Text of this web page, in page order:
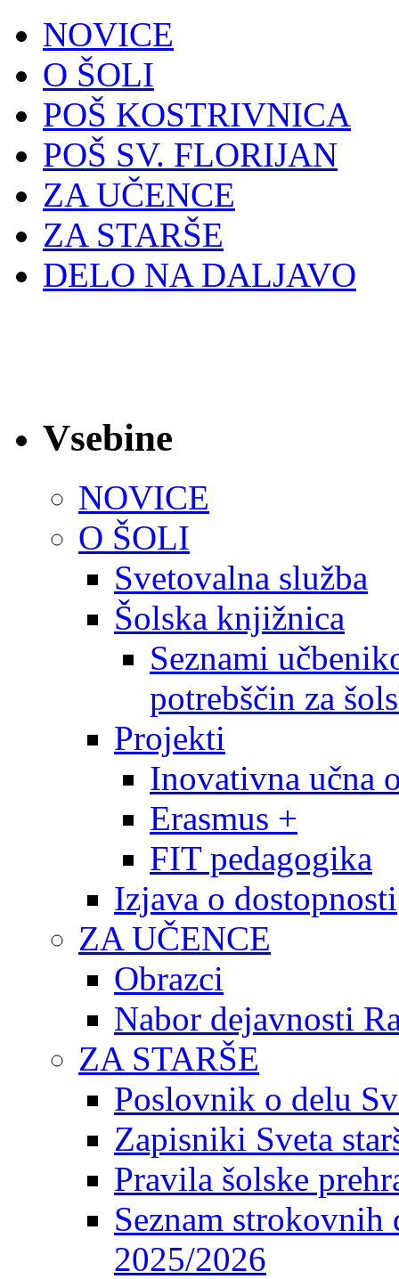
NOVICE
O ŠOLI
POŠ KOSTRIVNICA
POŠ SV. FLORIJAN
ZA UČENCE
ZA STARŠE
DELO NA DALJAVO
Vsebine
NOVICE
O ŠOLI
Svetovalna služba
Šolska knjižnica
Seznami
potrebščin za
Projekti
Inovativna učna
Erasmus +
FIT pedagogika
Izjava o dostopnosti
ZA UČENCE
Obrazci
Nabor dejavnosti
ZA STARŠE
Poslovnik o delu
Zapisniki Sveta
Pravila šolske
Seznam
2025/2026